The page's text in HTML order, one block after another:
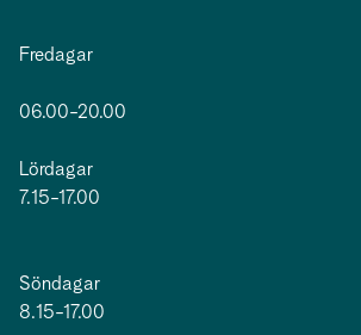
Fredagar
06.00-20.00
Lördagar
7.15-17.00
Söndagar
8.15-17.00